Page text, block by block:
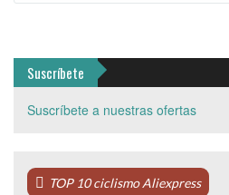
Suscríbete
Suscríbete a nuestras ofertas
TOP 10 ciclismo Aliexpress